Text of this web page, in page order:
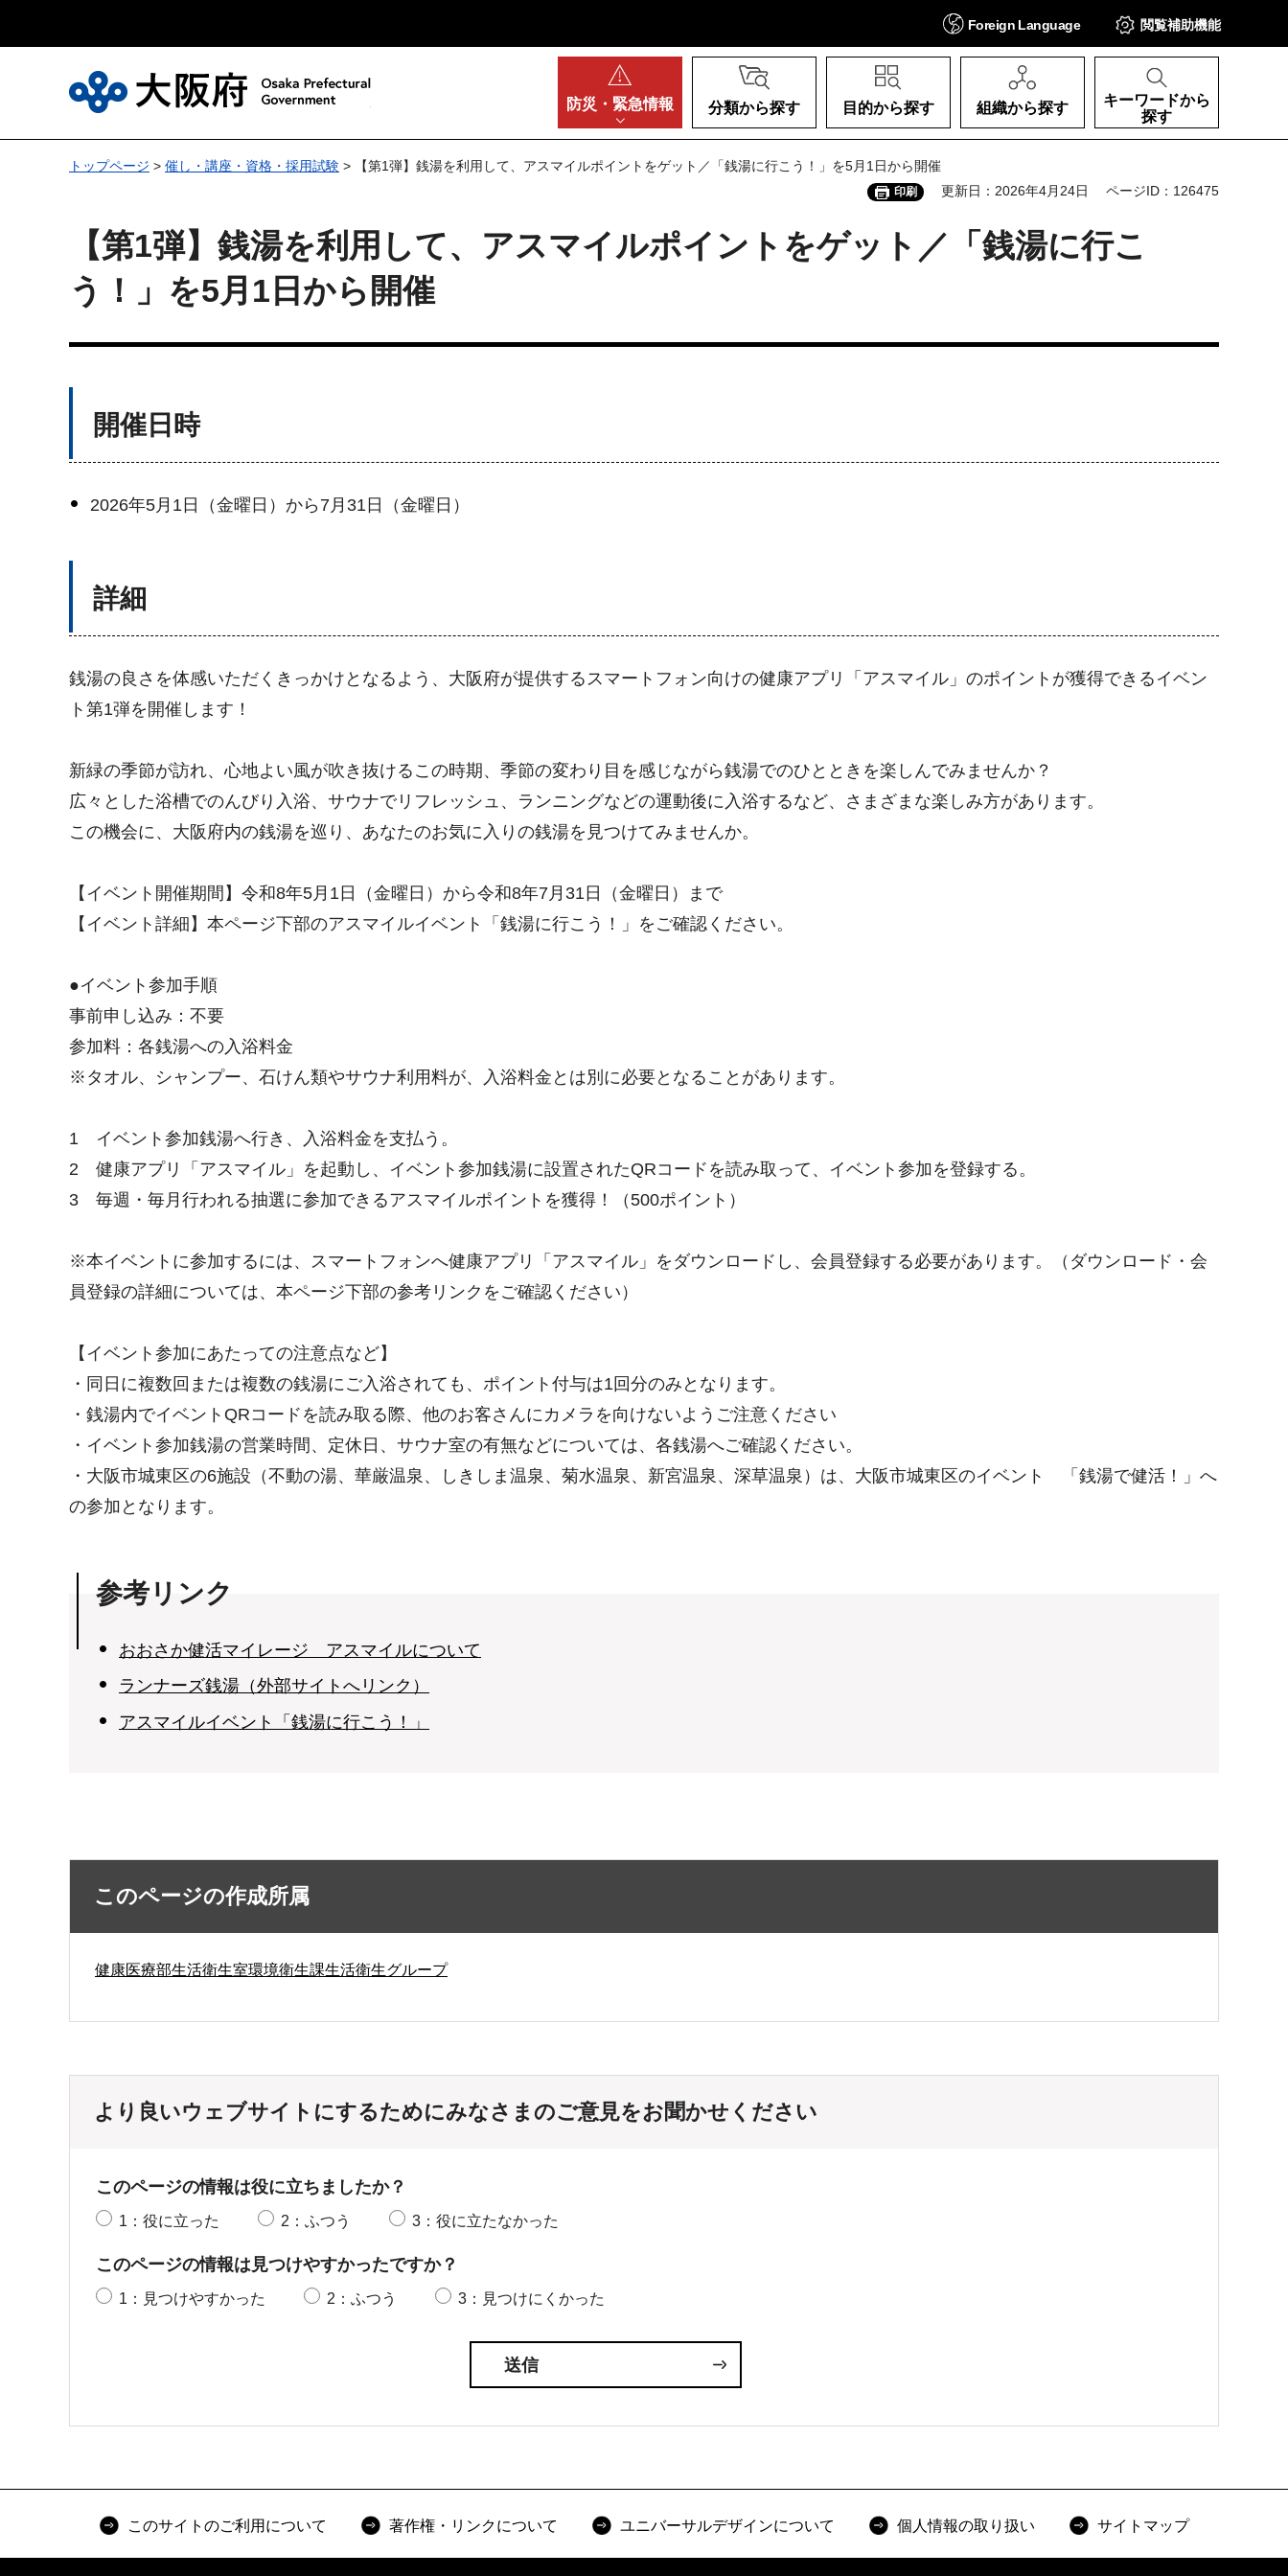
Foreign Language 閲覧補助機能
防災・ 緊急情報 分類から探す 目的から探す 組織から探す
キーワードから
探す
トップページ > 催し・講座・資格・採用試験 > 【第1弾】銭湯を利用して、アスマイルポイントをゲット／「銭湯に行こう！」を5月1日から開催
印刷 更新日：2026年4月24日 ページID：126475
【第1弾】銭湯を利用して、アスマイルポイントをゲット／「銭湯に行こ
う！」を5月1日から開催
開催日時
2026年5月1日（金曜日）から7月31日（金曜日）
詳細
銭湯の良さを体感いただくきっかけとなるよう、大阪府が提供するスマートフォン向けの健康アプリ「アスマイル」のポイントが獲得できるイベン
ト第1弾を開催します！
新緑の季節が訪れ、心地よい風が吹き抜けるこの時期、季節の変わり目を感じながら銭湯でのひとときを楽しんでみませんか？
広々とした浴槽でのんびり入浴、サウナでリフレッシュ、ランニングなどの運動後に入浴するなど、さまざまな楽しみ方があります。
この機会に、大阪府内の銭湯を巡り、あなたのお気に入りの銭湯を見つけてみませんか。
【イベント開催期間】令和8年5月1日（金曜日）から令和8年7月31日（金曜日）まで
【イベント詳細】本ページ下部のアスマイルイベント「銭湯に行こう！」をご確認ください。
●イベント参加手順
事前申し込み：不要
参加料：各銭湯への入浴料金
※タオル、シャンプー、石けん類やサウナ利用料が、入浴料金とは別に必要となることがあります。
1 イベント参加銭湯へ行き、入浴料金を支払う。
2 健康アプリ「アスマイル」を起動し、イベント参加銭湯に設置されたQRコードを読み取って、イベント参加を登録する。
3 毎週・毎月行われる抽選に参加できるアスマイルポイントを獲得！（500ポイント）
※本イベントに参加するには、スマートフォンへ健康アプリ「アスマイル」をダウンロードし、会員登録する必要があります。（ダウンロード・会
員登録の詳細については、本ページ下部の参考リンクをご確認ください）
【イベント参加にあたっての注意点など】
・同日に複数回または複数の銭湯にご入浴されても、ポイント付与は1回分のみとなります。
・銭湯内でイベントQRコードを読み取る際、他のお客さんにカメラを向けないようご注意ください
・イベント参加銭湯の営業時間、定休日、サウナ室の有無などについては、各銭湯へご確認ください。
・大阪市城東区の6施設（不動の湯、華厳温泉、しきしま温泉、菊水温泉、新宮温泉、深草温泉）は、大阪市城東区のイベント 「銭湯で健活！」へ
の参加となります。
参考リンク
おおさか健活マイレージ アスマイルについて
ランナーズ銭湯（外部サイトへリンク）
アスマイルイベント「銭湯に行こう！」
このページの作成所属
健康医療部生活衛生室環境衛生課生活衛生グループ
より良いウェブサイトにするためにみなさまのご意見をお聞かせください
このページの情報は役に立ちましたか？
1：役に立った 2：ふつう 3：役に立たなかった
このページの情報は見つけやすかったですか？
1：見つけやすかった 2：ふつう 3：見つけにくかった
このサイトのご利用について 著作権・リンクについて ユニバーサルデザインについて 個人情報の取り扱い サイトマップ